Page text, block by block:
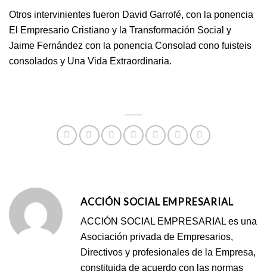
Otros intervinientes fueron David Garrofé, con la ponencia
El Empresario Cristiano y la Transformación Social y
Jaime Fernández con la ponencia Consolad cono fuisteis
consolados y Una Vida Extraordinaria.
ACCIÓN SOCIAL EMPRESARIAL
ACCIÓN SOCIAL EMPRESARIAL es una
Asociación privada de Empresarios,
Directivos y profesionales de la Empresa,
constituida de acuerdo con las normas